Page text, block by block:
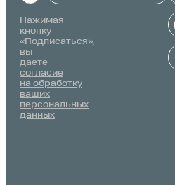
Нажимая
кнопку
«Подписаться»,
вы
даете
согласие
на обработку
ваших
персональных
данных